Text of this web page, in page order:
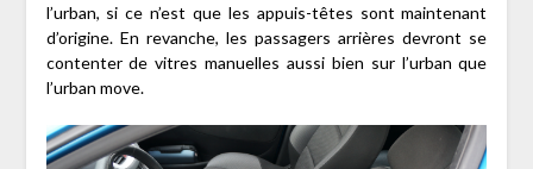
l’urban, si ce n’est que les appuis-têtes sont maintenant
d’origine. En revanche, les passagers arrières devront se
contenter de vitres manuelles aussi bien sur l’urban que
l’urban move.